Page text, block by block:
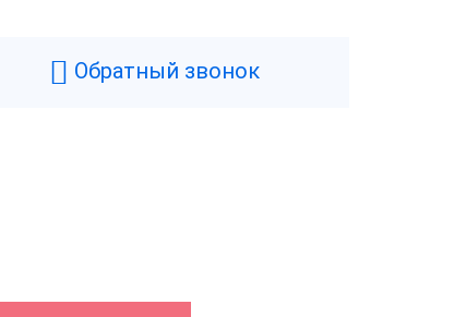
Обратный звонок